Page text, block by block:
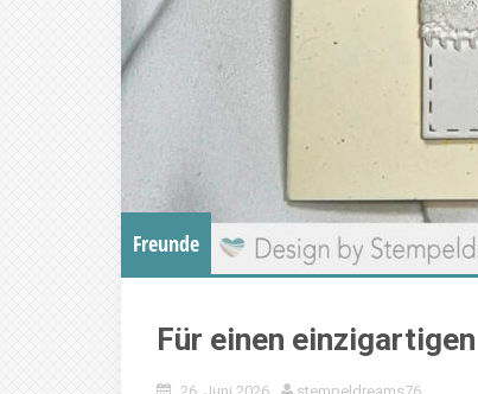
Freunde
Für einen